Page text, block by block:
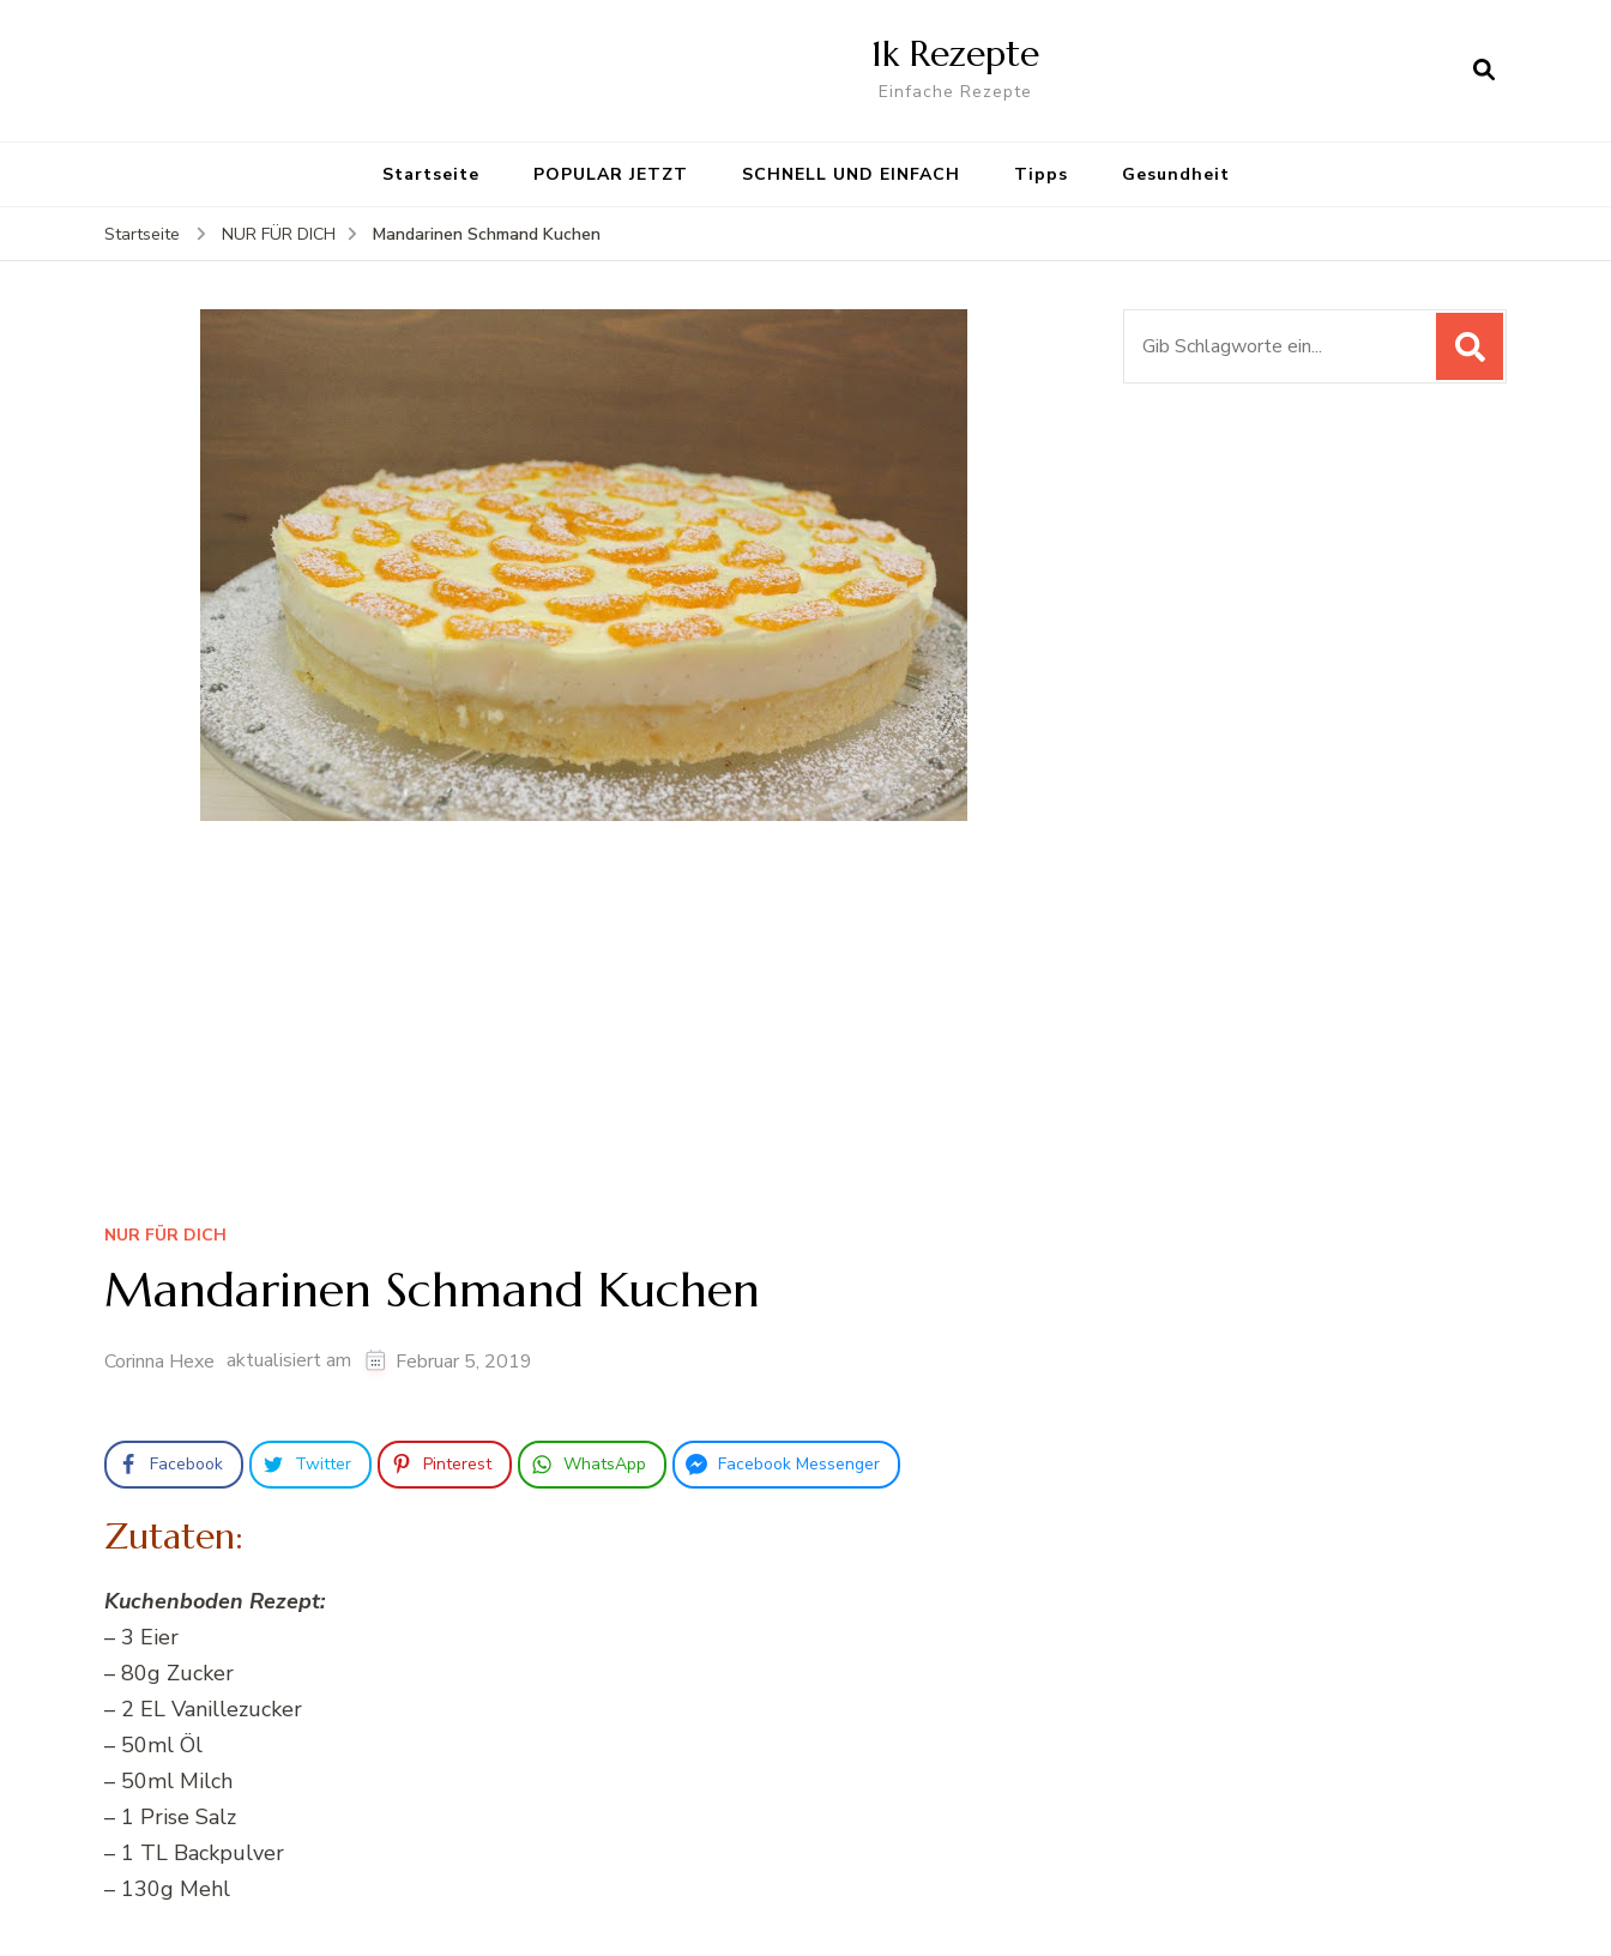
1k Rezepte
Einfache Rezepte
Startseite POPULAR JETZT SCHNELL UND EINFACH Tipps Gesundheit
Startseite NUR FÜR DICH Mandarinen Schmand Kuchen
NUR FÜR DICH
Mandarinen Schmand Kuchen
Corinna Hexe aktualisiert am Februar 5, 2019
Facebook Twitter Pinterest WhatsApp Facebook Messenger
Zutaten:
Kuchenboden Rezept:
– 3 Eier
– 80g Zucker
– 2 EL Vanillezucker
– 50ml Öl
– 50ml Milch
– 1 Prise Salz
– 1 TL Backpulver
– 130g Mehl